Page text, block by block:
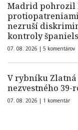
Madrid pohrozil
nezruší
kontroly
07. 08. 2026 | 5 komentárov
V rybníku Zlatná
nezvestného 39-
07. 08. 2026 | 1 komentár